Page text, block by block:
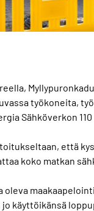
työkoneita,
Sähköverkon
että
koko matkan
oleva
käyttöikänsä